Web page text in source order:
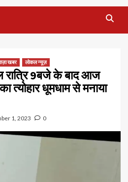
खबर लोकल न्यूज़
रात्रि 9बजे के बाद आज
त्योहार धूमधाम से मनाया
1, 2023 0